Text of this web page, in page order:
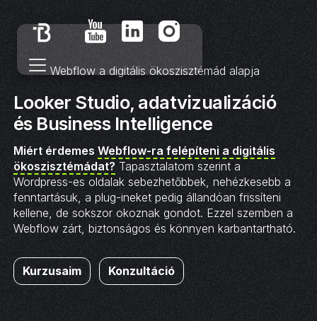
Webflow a digitális ökoszisztémád alapja
Looker Studio, adatvizualizáció
és Business Intelligence
Miért érdemes Webflow-ra felépíteni a digitális
ökoszisztémádat? Tapasztalatom szerint a
Wordpress-es oldalak sebezhetőbbek, nehézkesebb a
fenntartásuk, a plug-ineket pedig állandóan frissíteni
kellene, de sokszor okoznak gondot. Ezzel szemben a
Webflow zárt, biztonságos és könnyen karbantartható.
Kurzusaim Konzultáció